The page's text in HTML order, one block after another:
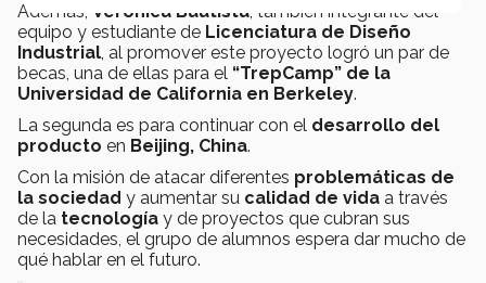
Además, Verónica Bautista, también integrante del
equipo y estudiante de Licenciatura de Diseño
Industrial, al promover este proyecto logró un par de
becas, una de ellas para el “TrepCamp” de la
Universidad de California en Berkeley.
La segunda es para continuar con el desarrollo del
producto en Beijing, China.
Con la misión de atacar diferentes problemáticas de
la sociedad y aumentar su calidad de vida a través
de la tecnología y de proyectos que cubran sus
necesidades, el grupo de alumnos espera dar mucho de
qué hablar en el futuro.